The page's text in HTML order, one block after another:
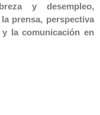
y desempleo,
prensa, perspectiva
la comunicación en